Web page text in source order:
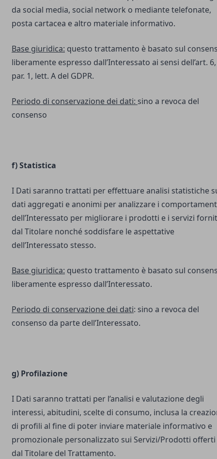
da social media, social network o mediante telefonate,
posta cartacea e altro materiale informativo.
Base giuridica: questo trattamento è basato sul
liberamente espresso dall’Interessato ai sensi dell’art. 6,
par. 1, lett. A del GDPR.
Periodo di conservazione dei dati: sino a revoca del
consenso
f) Statistica
I Dati saranno trattati per effettuare analisi statistiche
dati aggregati e anonimi per analizzare i
dell’Interessato per migliorare i prodotti e i servizi
dal Titolare nonché soddisfare le aspettative
dell’Interessato stesso.
Base giuridica: questo trattamento è basato sul
liberamente espresso dall’Interessato.
Periodo di conservazione dei dati: sino a revoca del
consenso da parte dell’Interessato.
g) Profilazione
I Dati saranno trattati per l’analisi e valutazione degli
interessi, abitudini, scelte di consumo, inclusa la
di profili al fine di poter inviare materiale informativo e
promozionale personalizzato sui Servizi/Prodotti offerti
dal Titolare del Trattamento.